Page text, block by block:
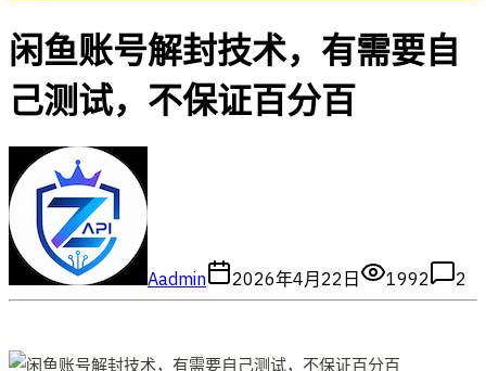
闲鱼账号解封技术，有需要自
己测试，不保证百分百
Aadmin 2026年4月22日 1992 2